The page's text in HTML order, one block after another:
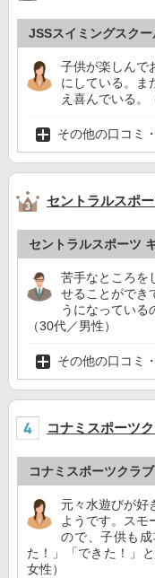
JSSスイミングスク
子供が楽しんで
にしている。ま
え喜んでいる。
その他の口コミ
セントラルスポ
セントラルスポーツ
苦手なところを
せることができ
うになっている
（30代／男性）
その他の口コミ
コナミスポーツ
コナミスポーツクラ
元々水遊びが好
ようです。スモ
ので、子供も
た！」「できた！」
女性）